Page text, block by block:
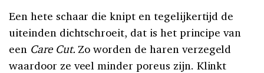
Een hete schaar die knipt en tegelijkertijd de
uiteinden dichtschroeit, dat is het principe van
een Care Cut. Zo worden de haren verzegeld
waardoor ze veel minder poreus zijn. Klinkt